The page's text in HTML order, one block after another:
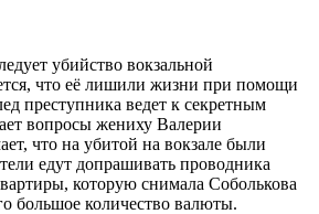
убийство вокзальной
что её лишили жизни при помощи
преступника ведет к секретным
вопросы жениху Валерии
что на убитой на вокзале были
едут допрашивать проводника
которую снимала Соболькова
большое количество валюты.